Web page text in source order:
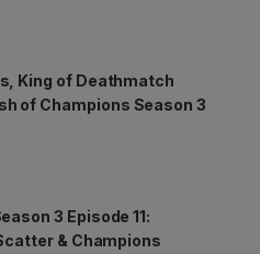
King of Deathmatch
of Champions Season 3
3 Episode 11:
& Champions